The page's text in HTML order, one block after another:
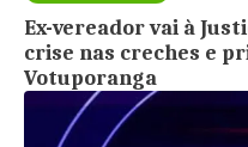
Ex-vereador vai à
crise nas creches e
Votuporanga